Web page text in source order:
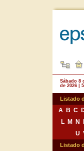
Sábado 8
de 2026 |
Listado
A B C
L
M N
U
Listado